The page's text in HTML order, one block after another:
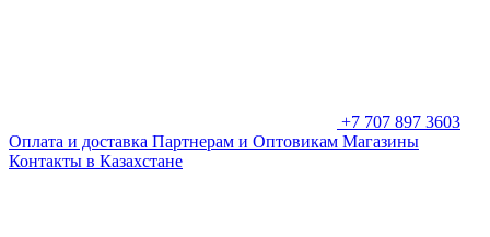
+7 707 897 3603
Оплата и доставка Партнерам и Оптовикам Магазины
Контакты в Казахстане